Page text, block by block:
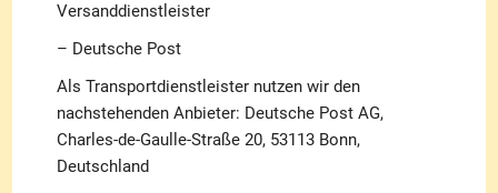
Versanddienstleister
– Deutsche Post
Als Transportdienstleister nutzen wir den
nachstehenden Anbieter: Deutsche Post AG,
Charles-de-Gaulle-Straße 20, 53113 Bonn,
Deutschland